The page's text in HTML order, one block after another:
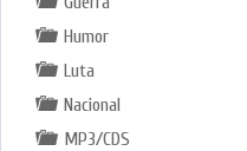
Humor
Luta
Nacional
MP3/CDS